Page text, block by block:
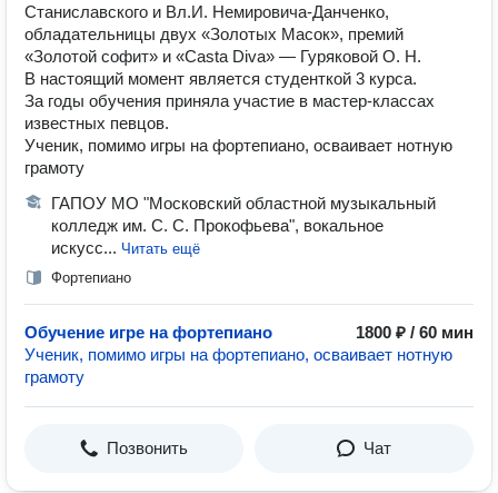
Станиславского и Вл.И. Немировича-Данченко,
обладательницы двух «Золотых Масок», премий
«Золотой софит» и «Casta Diva» — Гуряковой О. Н.
В настоящий момент является студенткой 3 курса.
За годы обучения приняла участие в мастер-классах
известных певцов.
Ученик, помимо игры на фортепиано, осваивает нотную
грамоту
ГАПОУ МО "Московский областной музыкальный
колледж им. С. С. Прокофьева", вокальное
искусс... Читать ещё
Фортепиано
Обучение игре на фортепиано
1800 ₽ / 60 мин
Ученик, помимо игры на фортепиано, осваивает нотную
грамоту
Позвонить Чат